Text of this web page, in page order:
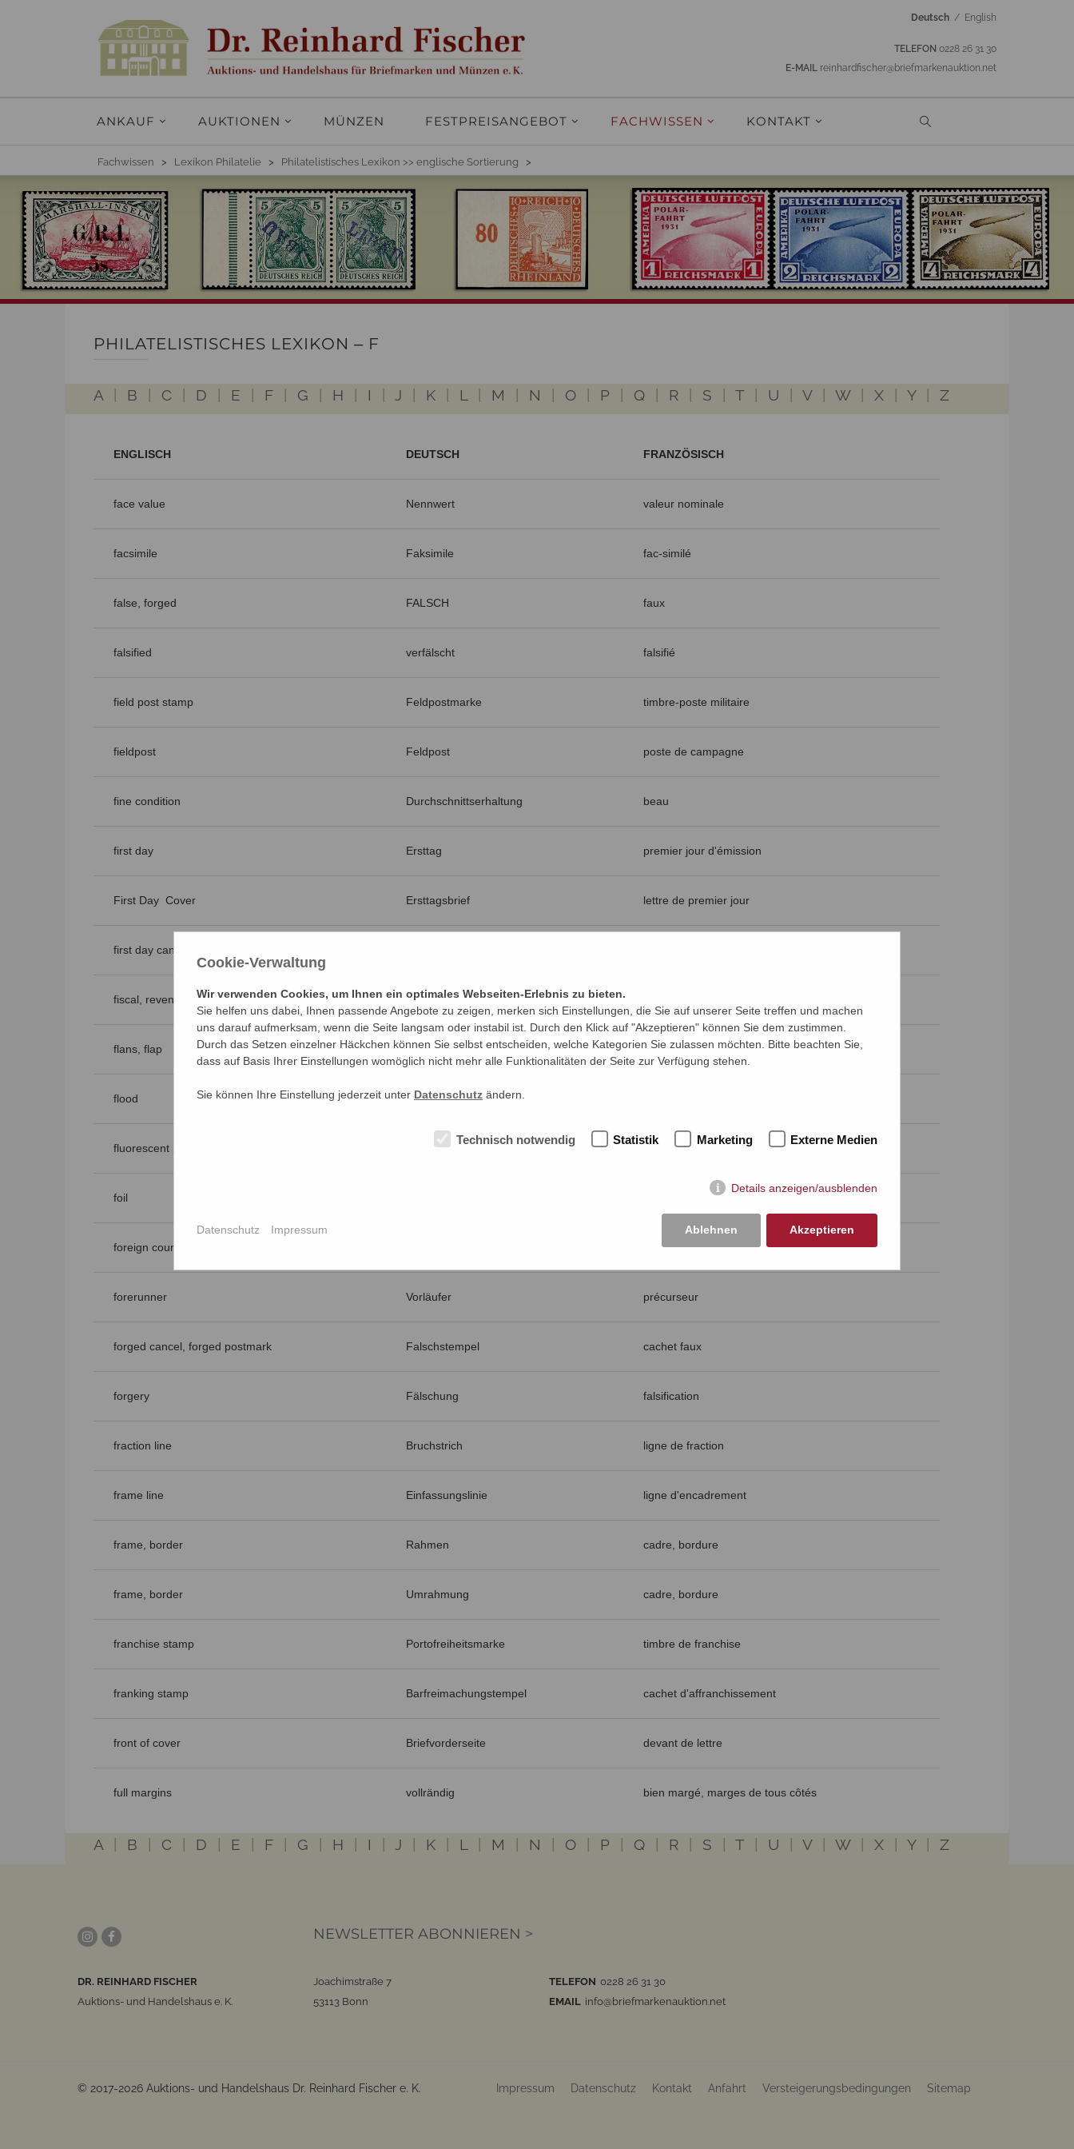
Deutsch / English
TELEFON 0228 26 31 30
E-MAIL reinhardfischer@briefmarkenauktion.net
ANKAUF AUKTIONEN MÜNZEN FESTPREISANGEBOT FACHWISSEN KONTAKT
Fachwissen > Lexikon Philatelie > Philatelistisches Lexikon >> englische Sortierung >
PHILATELISTISCHES LEXIKON ‒ F
A B C D E F G H I J K L M N O P Q R S T U V W X Y Z
ENGLISCH DEUTSCH FRANZÖSISCH
face value Nennwert valeur nominale
facsimile Faksimile fac-similé
false, forged FALSCH faux
falsified verfälscht falsifié
field post stamp Feldpostmarke timbre-poste militaire
fieldpost Feldpost poste de campagne
fine condition Durchschnittserhaltung beau
first day Ersttag premier jour d'émission
First Day Cover Ersttagsbrief lettre de premier jour
first day cancellation
fiscal, revenue fiskalisch
flans, flap Verschlußklappe coupe
flood Hochwasser
fluorescent paper fluoreszierendes Papier papier fluorescent
foil
foreign countries, abroad étranger
forerunner Vorläufer précurseur
forged cancel, forged postmark Falschstempel cachet faux
forgery Fälschung falsification
fraction line Bruchstrich ligne de fraction
frame line Einfassungslinie ligne d'encadrement
frame, border Rahmen cadre, bordure
frame, border Umrahmung cadre, bordure
franchise stamp Portofreiheitsmarke timbre de franchise
franking stamp Barfreimachungstempel cachet d'affranchissement
front of cover Briefvorderseite devant de lettre
full margins vollrändig bien margé, marges de tous côtés
A B C D E F G H I J K L M N O P Q R S T U V W X Y Z
NEWSLETTER ABONNIEREN >
DR. REINHARD FISCHER
Auktions- und Handelshaus e. K.
Joachimstraße 7
53113 Bonn
TELEFON 0228 26 31 30
EMAIL info@briefmarkenauktion.net
© 2017-2026 Auktions- und Handelshaus Dr. Reinhard Fischer e. K. Impressum Datenschutz Kontakt Anfahrt Versteigerungsbedingungen Sitemap
Cookie-Verwaltung
Wir verwenden Cookies, um Ihnen ein optimales Webseiten-Erlebnis zu bieten.
Sie helfen uns dabei, Ihnen passende Angebote zu zeigen, merken sich Einstellungen, die Sie auf unserer Seite treffen und machen
uns darauf aufmerksam, wenn die Seite langsam oder instabil ist. Durch den Klick auf "Akzeptieren" können Sie dem zustimmen.
Durch das Setzen einzelner Häckchen können Sie selbst entscheiden, welche Kategorien Sie zulassen möchten. Bitte beachten Sie,
dass auf Basis Ihrer Einstellungen womöglich nicht mehr alle Funktionalitäten der Seite zur Verfügung stehen.
Sie können Ihre Einstellung jederzeit unter Datenschutz ändern.
Technisch notwendig Statistik Marketing Externe Medien
Details anzeigen/ausblenden
Ablehnen Akzeptieren
Datenschutz Impressum